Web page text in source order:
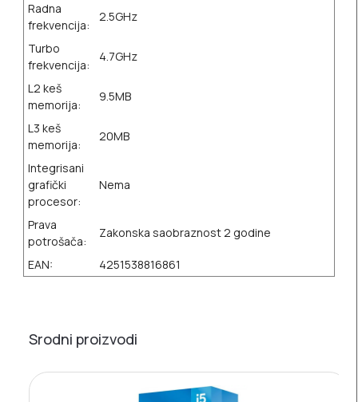
Radna
frekvencija:
2.5GHz
Turbo
frekvencija:
4.7GHz
L2 keš
memorija:
9.5MB
L3 keš
memorija:
20MB
Integrisani
grafički
procesor:
Nema
Prava
potrošača:
Zakonska saobraznost 2 godine
EAN: 4251538816861
Srodni proizvodi